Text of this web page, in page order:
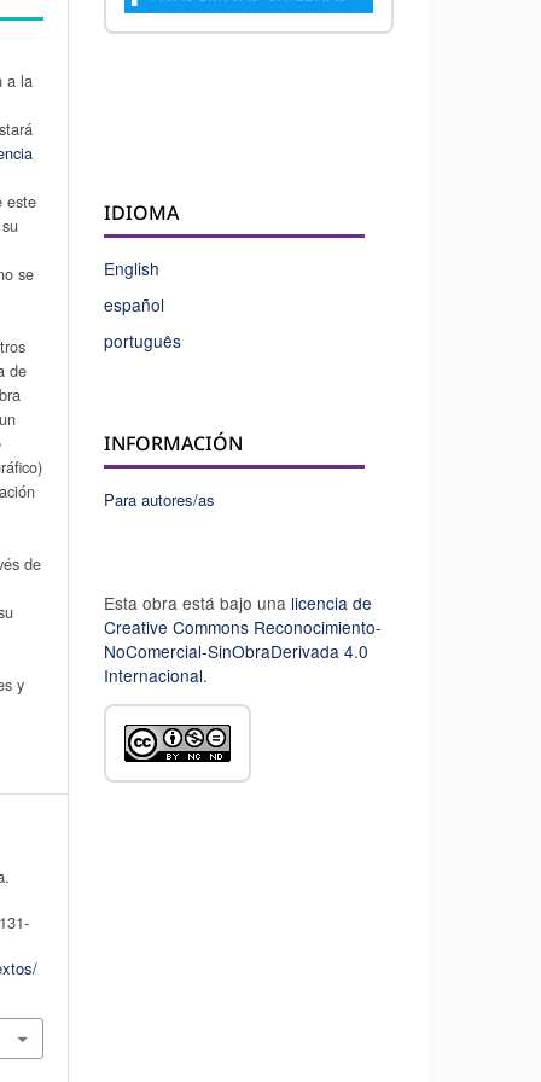
a la
este
se
de
de
y
IDIOMA
English
español
português
INFORMACIÓN
Para autores/as
Esta obra está bajo una licencia de
Creative Commons Reconocimiento-
NoComercial-SinObraDerivada 4.0
Internacional.